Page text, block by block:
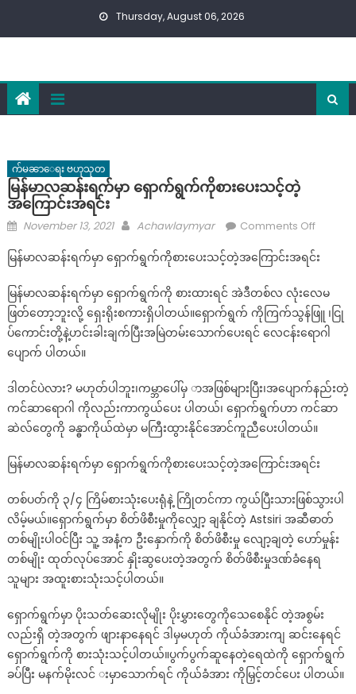
Thursday, August 06, 2026
က်မၼာေရး ဗဟုသုတ
မြန်မာလဆန်းရက်မှာ ရှောက်ရွက်ကိုစားပေးသင့်တဲ့
အကြောင်းအရင်း
Posted
November 13, 2021 Author
Achawlaymyar Comments Offon
လဆန်း
မှာ
ရှောက်
ရွက်
ပေး
သင့်
တဲ့
အရင်း
မြန်မာလဆန်းရက်မှာ ရှောက်ရွက်ကိုစားပေးသင့်တဲ့အကြောင်းအရင်း
မြန်မာလဆန်းရက်မှာ ရှောက်ရွက်ကို စားထားရင် အဲဒီတစ်လ လုံးလေမ
ဖြတ်တော့ဘူးလို့ ရှေးရိုးစကားရှိပါတယ်။ရှောက်ရွက် ကိုကြက်သွန်ဖြူ ၊ငြု
ပ်ကောင်းတို့နဲ့ဟင်းခါးချက်ပြီးအမြဲတမ်းသောက်ပေးရင် လေငန်းရောဂါ
ပျောက် ပါတယ်။
ဒါတင်ပဲလား? မဟုတ်ပါဘူး၊ကမ္ဘာပေါ်မှ ာအဖြစ်များပြီး၊အပျောက်နည်းတဲ့
ကင်ဆာရောဂါ ကိုလည်းကာကွယ်ပေး ပါတယ်၊ ရှောက်ရွက်ဟာ ကင်ဆာ
ဆဲလ်တွေကို ခန္ဓာကိုယ်ထဲမှာ မကြီးထွားနိုင်အောင်ကူညီပေးပါတယ်။
မြန်မာလဆန်းရက်မှာ ရှောက်ရွက်ကိုစားပေးသင့်တဲ့အကြောင်းအရင်း
တစ်ပတ်ကို ၃/၄ ကြိမ်စားသုံးပေးရုံနဲ့ ကြိုတင်ကာ ကွယ်ပြီးသားဖြစ်သွားပါ
လိမ့်မယ်။ရှောက်ရွက်မှာ စိတ်ဖိစီးမှုကိုလျှော့ ချနိုင်တဲ့ Astsiri အဆီဓာတ်
တစ်မျိုးပါဝင်ပြီး သူ့ အနံ့က ဦးနှောက်ကို စိတ်ဖိစီးမှု လျော့ချတဲ့ ဟော်မှုန်း
တစ်မျိုး ထုတ်လုပ်အောင် နှိုးဆွပေးတဲ့အတွက် စိတ်ဖိစီးမှုဒဏ်ခံနေရ
သူများ အထူးစားသုံးသင့်ပါတယ်။
ရှောက်ရွက်မှာ ပိုးသတ်ဆေးလိုမျိုး ပိုးမွှားတွေကိုသေစေနိုင် တဲ့အစွမ်း
လည်းရှိ တဲ့အတွက် ဖျားနာနေရင် ဒါမှမဟုတ် ကိုယ်ခံအားကျ ဆင်းနေရင်
ရှောက်ရွက်ကို စားသုံးသင့်ပါတယ်။ပွက်ပွက်ဆူနေတဲ့ရေထဲကို ရှောက်ရွက်
ခပ်ပြီး မနက်မိုးလင် းမှာသောက်ရင် ကိုယ်ခံအား ကိုမြှင့်တင်ပေး ပါတယ်။